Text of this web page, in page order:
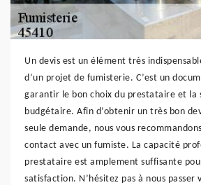
Un devis est un élément très
d’un projet de fumisterie. C’est un
garantir le bon choix du prestataire et la
budgétaire. Afin d’obtenir un très bon
seule demande, nous vous
contact avec un fumiste. La capacité
prestataire est amplement suffisante
satisfaction. N’hésitez pas à nous passer